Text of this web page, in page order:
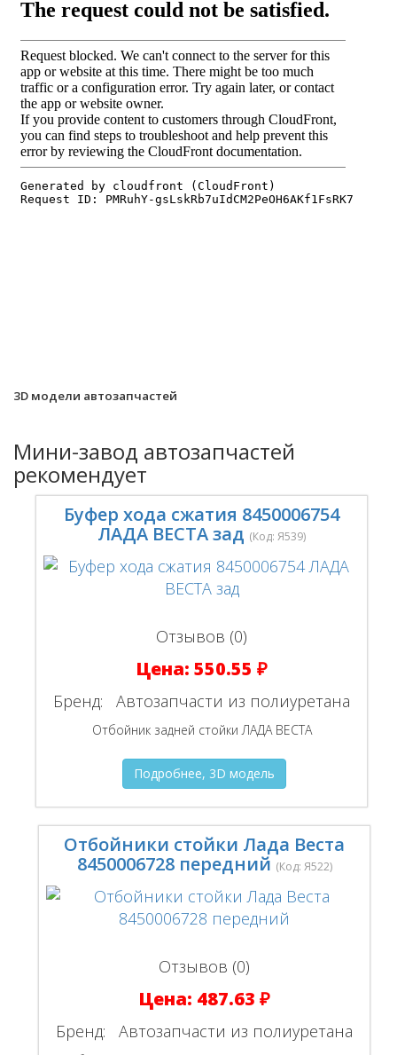
3D модели автозапчастей
Мини-завод автозапчастей
рекомендует
Буфер хода сжатия 8450006754
ЛАДА ВЕСТА зад (Код:Я539)
Отзывов (0)
Цена:550.55 ₽
Бренд: Автозапчасти из полиуретана
Отбойник задней стойки ЛАДА ВЕСТА
Подробнее, 3D модель
Отбойники стойки Лада Веста
8450006728 передний (Код: Я522)
Отзывов (0)
Цена: 487.63 ₽
Бренд: Автозапчасти из полиуретана